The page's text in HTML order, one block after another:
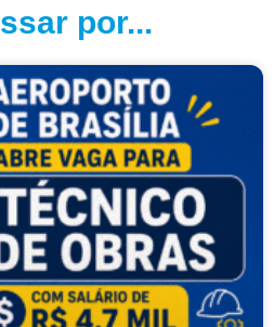
por...